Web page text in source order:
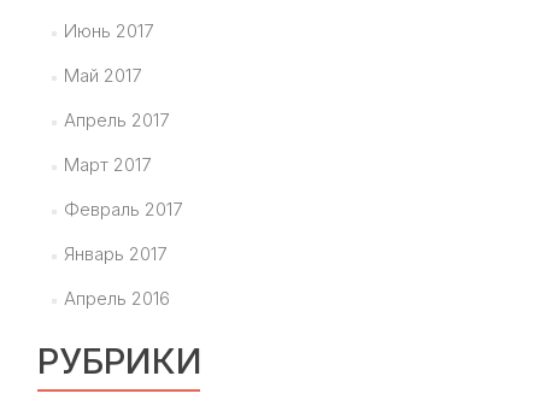
Июнь 2017
Май 2017
Апрель 2017
Март 2017
Февраль 2017
Январь 2017
Апрель 2016
РУБРИКИ